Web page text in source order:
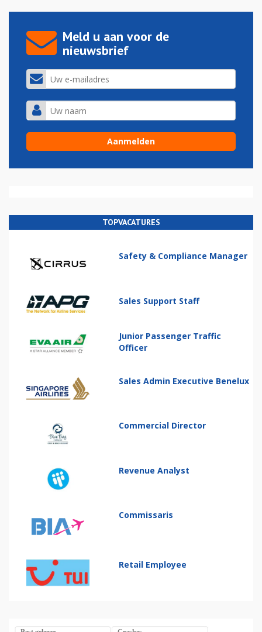
Meld u aan voor de
nieuwsbrief
TOPVACATURES
Safety & Compliance Manager
Sales Support Staff
Junior Passenger Traffic
Officer
Sales Admin Executive Benelux
Commercial Director
Revenue Analyst
Commissaris
Retail Employee